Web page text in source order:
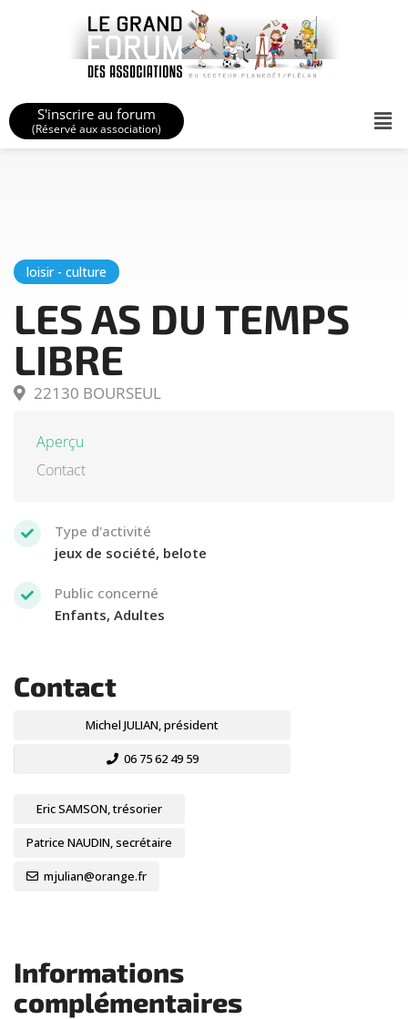
S'inscrire au forum
(Réservé aux association)
loisir - culture
LES AS DU TEMPS
LIBRE
22130 BOURSEUL
Aperçu
Contact
Type d'activité
jeux de société, belote
Public concerné
Enfants, Adultes
Contact
Michel JULIAN, président
06 75 62 49 59
Eric SAMSON, trésorier
Patrice NAUDIN, secrétaire
mjulian@orange.fr
Informations
complémentaires